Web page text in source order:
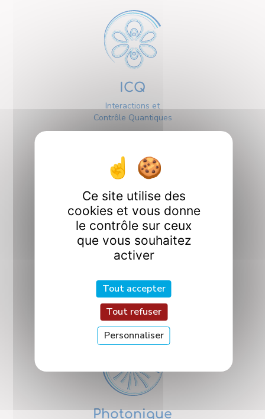
ICQ
Interactions et
Contrôle Quantiques
Interfaces
Nanosciences
Photonique
Ce site utilise des
cookies et vous donne
le contrôle sur ceux
que vous souhaitez
activer
Tout accepter
Tout refuser
Personnaliser